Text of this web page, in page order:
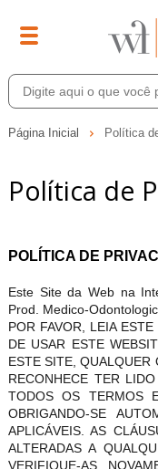
Página Inicial Política
Política de
POLÍTICA DE
Este Site da Web na
Prod. Medico-
POR FAVOR, LEIA
DE USAR ESTE
ESTE SITE, QUALQUER
RECONHECE TER
TODOS OS TERMOS
OBRIGANDO-SE
APLICÁVEIS. AS
ALTERADAS A
VERIFIQUE-AS